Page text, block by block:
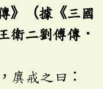
》（據《三國
衛二劉傅傳．
廙戒之曰：